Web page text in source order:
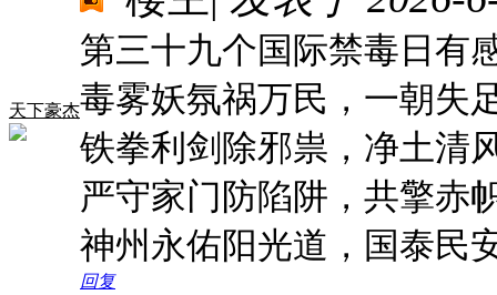
天下豪杰
第三十九个国际禁毒日有
毒雾妖氛祸万民，一朝失
铁拳利剑除邪祟，净土清
严守家门防陷阱，共擎赤
神州永佑阳光道，国泰民
回复